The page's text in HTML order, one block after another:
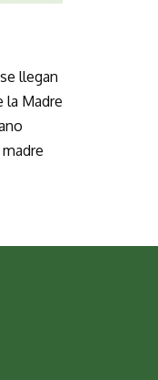
llegan
la Madre